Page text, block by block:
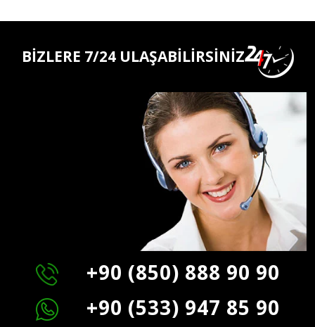
BİZLERE 7/24 ULAŞABİLİRSİNİZ
+90 (850) 888 90 90
+90 (533) 947 85 90